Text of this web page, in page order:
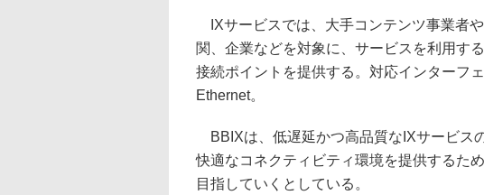
IXサービスでは、大手コンテンツ事業者
関、企業などを対象に、サービスを利用す
接続ポイントを提供する。対応インターフ
Ethernet。
BBIXは、低遅延かつ高品質なIXサービス
快適なコネクティビティ環境を提供するた
目指していくとしている。